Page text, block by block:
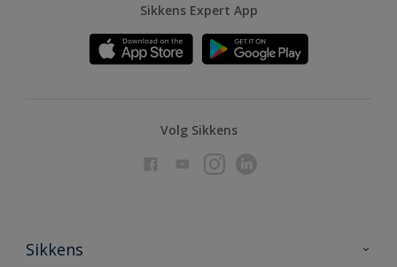
Sikkens Expert App
Volg Sikkens
Sikkens